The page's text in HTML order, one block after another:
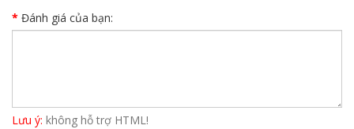
Đánh giá của bạn:
Lưu ý: không hỗ trợ HTML!